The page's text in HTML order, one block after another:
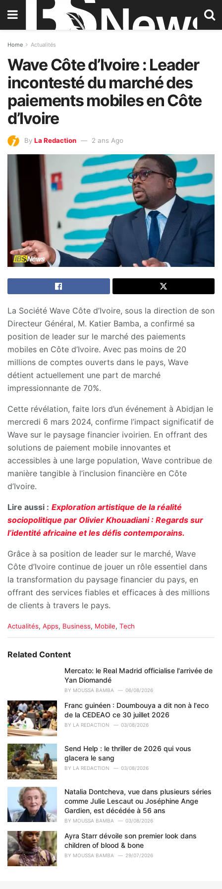
Home Actualités
Wave Côte d’Ivoire : Leader
incontesté du marché des
paiements mobiles en Côte
d’Ivoire
By La Redaction 2 ans Ago
La Société Wave Côte d’Ivoire, sous la direction de son
Directeur Général, M. Katier Bamba, a confirmé sa
position de leader sur le marché des paiements
mobiles en Côte d’Ivoire. Avec pas moins de 20
millions de comptes ouverts dans le pays, Wave
détient actuellement une part de marché
impressionnante de 70%.
Cette révélation, faite lors d’un événement à Abidjan le
mercredi 6 mars 2024, confirme l’impact significatif de
Wave sur le paysage financier ivoirien. En offrant des
solutions de paiement mobile innovantes et
accessibles à une large population, Wave contribue de
manière tangible à l’inclusion financière en Côte
d’Ivoire.
Lire aussi : Exploration artistique de la réalité
sociopolitique par Olivier Khouadiani : Regards sur
l’identité africaine et les défis contemporains.
Grâce à sa position de leader sur le marché, Wave
Côte d’Ivoire continue de jouer un rôle essentiel dans
la transformation du paysage financier du pays, en
offrant des services fiables et efficaces à des millions
de clients à travers le pays.
C
e
s
:
Actualités, Apps, Business, Mobile, Tech
Related Content
Mercato: le Real Madrid officialise l'arrivée de
Yan Diomandé
BY MOUSSA BAMBA 06/08/2026
Franc guinéen : Doumbouya a dit non à l'eco
de la CEDEAO ce 30 juillet 2026
BY LA REDACTION 03/08/2026
Send Help : le thriller de 2026 qui vous
glacera le sang
BY LA REDACTION 03/08/2026
Natalia Dontcheva, vue dans plusieurs séries
comme Julie Lescaut ou Joséphine Ange
Gardien, est décédée à 56 ans
BY MOUSSA BAMBA 03/08/2026
Ayra Starr dévoile son premier look dans
children of blood & bone
BY MOUSSA BAMBA 29/07/2026